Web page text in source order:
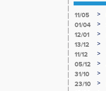
11/05 >
01/04
>
12/01
>
13/12
>
11/12
>
05/12
>
31/10
>
23/10
>